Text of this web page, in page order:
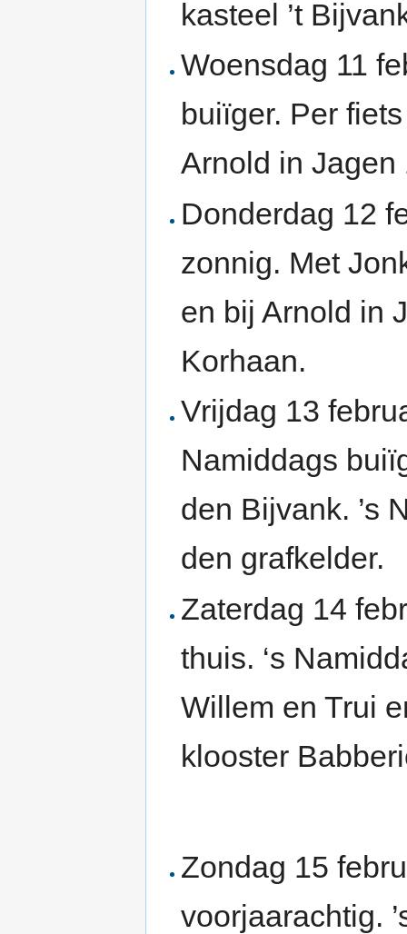
kasteel ’t
Woensdag 11
buiïger. Per
Arnold in Jagen
Donderdag 12
zonnig. Met
en bij Arnold in
Korhaan.
Vrijdag 13
Namiddags
den Bijvank. ’s
den grafkelder.
Zaterdag 14
thuis. ‘s
Willem en Trui
klooster
Zondag 15
voorjaarachtig.